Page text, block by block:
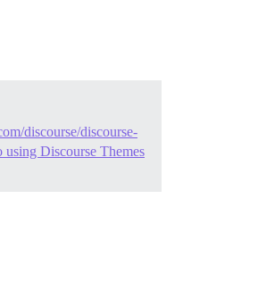
discourse/discourse-
using Discourse Themes